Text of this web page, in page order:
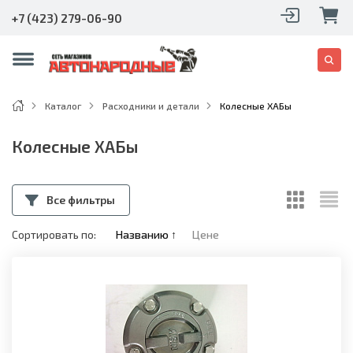
+7 (423) 279-06-90
Каталог Расходники и детали Колесные ХАБы
Колесные ХАБы
Все фильтры
Сортировать по: Названию ↑ Цене